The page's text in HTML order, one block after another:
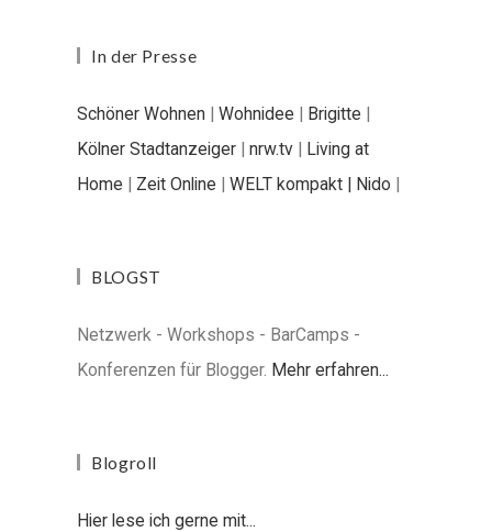
In der Presse
Schöner Wohnen | Wohnidee | Brigitte |
Kölner Stadtanzeiger | nrw.tv | Living at
Home | Zeit Online | WELT kompakt | Nido |
BLOGST
Netzwerk - Workshops - BarCamps -
Konferenzen für Blogger. Mehr erfahren...
Blogroll
Hier lese ich gerne mit...